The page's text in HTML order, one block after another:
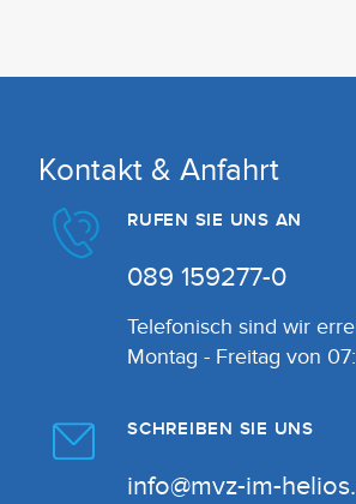
Kontakt & Anfahrt
RUFEN SIE UNS AN
089 159277-0
Telefonisch sind wir
Montag - Freitag von
SCHREIBEN SIE UNS
info@mvz-im-